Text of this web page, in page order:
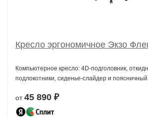
Кресло эргономичное Экзо
Компьютерное кресло: 4D-подголовник,
подлокотники, сиденье-слайдер и
от45 890 ₽